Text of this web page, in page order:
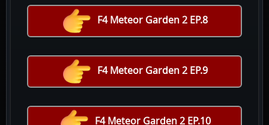
F4 Meteor Garden 2 EP.8
F4 Meteor Garden 2 EP.9
F4 Meteor Garden 2 EP.10